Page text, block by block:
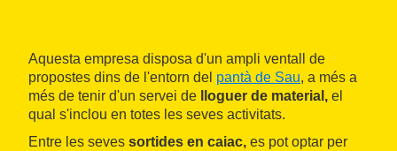
Aquesta empresa disposa d'un ampli ventall de
propostes dins de l'entorn del pantà de Sau, a més a
més de tenir d'un servei de
lloguer de material, el
qual s'inclou en totes les seves activitats.
Entre les seves sortides en caiac, es pot optar per